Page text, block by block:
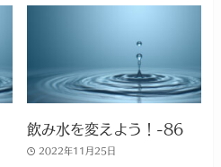
飲み水を変えよう！-86
2022年11月25日